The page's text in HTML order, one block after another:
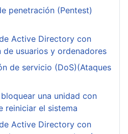
penetración (Pentest)
Active Directory con
de usuarios y ordenadores
de servicio (DoS)(Ataques
una unidad con
reiniciar el sistema
Active Directory con